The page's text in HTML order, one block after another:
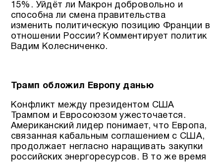
15%. Уйдёт ли Макрон добровольно и
способна ли смена правительства
изменить политическую позицию Франции в
отношении России? Комментирует политик
Вадим Колесниченко.
Трамп обложил Европу данью
Конфликт между президентом США
Трампом и Евросоюзом ужесточается.
Американский лидер понимает, что Европа,
связанная кабальным соглашением с США,
продолжает негласно наращивать закупки
российских энергоресурсов. В то же время